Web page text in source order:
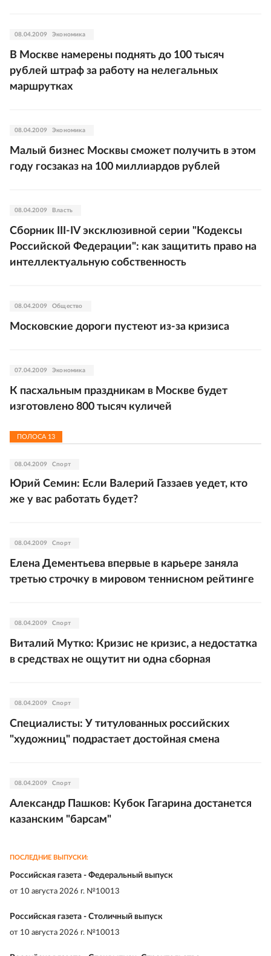
08.04.2009 Экономика
В Москве намерены поднять до 100 тысяч
рублей штраф за работу на нелегальных
маршрутках
08.04.2009 Экономика
Малый бизнес Москвы сможет получить в этом
году госзаказ на 100 миллиардов рублей
08.04.2009 Власть
Сборник III-IV эксклюзивной серии "Кодексы
Российской Федерации": как защитить право на
интеллектуальную собственность
08.04.2009 Общество
Московские дороги пустеют из-за кризиса
07.04.2009 Экономика
К пасхальным праздникам в Москве будет
изготовлено 800 тысяч куличей
ПОЛОСА 13
08.04.2009 Спорт
Юрий Семин: Если Валерий Газзаев уедет, кто
же у вас работать будет?
08.04.2009 Спорт
Елена Дементьева впервые в карьере заняла
третью строчку в мировом теннисном рейтинге
08.04.2009 Спорт
Виталий Мутко: Кризис не кризис, а недостатка
в средствах не ощутит ни одна сборная
08.04.2009 Спорт
Специалисты: У титулованных российских
"художниц" подрастает достойная смена
08.04.2009 Спорт
Александр Пашков: Кубок Гагарина достанется
казанским "барсам"
ПОСЛЕДНИЕ ВЫПУСКИ:
Российская газета - Федеральный выпуск
от 10 августа 2026 г. №10013
Российская газета - Столичный выпуск
от 10 августа 2026 г. №10013